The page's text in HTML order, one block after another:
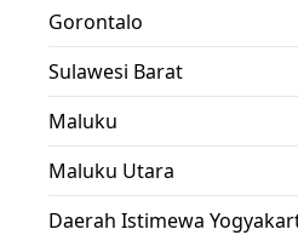
Gorontalo
Sulawesi Barat
Maluku
Maluku Utara
Daerah Istimewa